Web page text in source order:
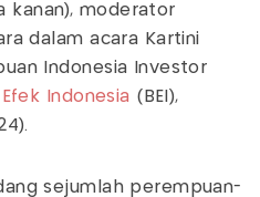
kanan), moderator
dalam acara Kartini
Indonesia Investor
Efek Indonesia (BEI),
sejumlah perempuan-